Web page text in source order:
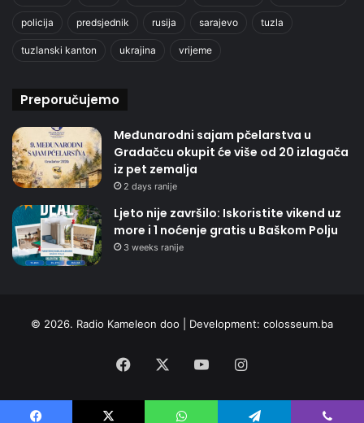
policija predsjednik rusija sarajevo tuzla
tuzlanski kanton ukrajina vrijeme
Preporučujemo
Međunarodni sajam pčelarstva u
Gradačcu okupit će više od 20 izlagača
iz pet zemalja
2 days ranije
Ljeto nije završilo: Iskoristite vikend uz
more i 1 noćenje gratis u Baškom Polju
3 weeks ranije
© 2026. Radio Kameleon doo | Development: colosseum.ba
Facebook YouTubeInstagram